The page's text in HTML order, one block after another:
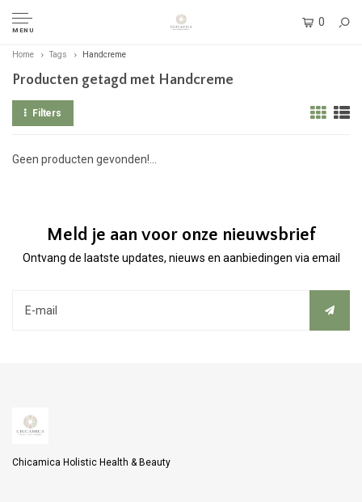
MENU
0
Home Tags Handcreme
Producten getagd met Handcreme
Filters
Geen producten gevonden!...
Meld je aan voor onze nieuwsbrief
Ontvang de laatste updates, nieuws en aanbiedingen via email
Chicamica Holistic Health & Beauty